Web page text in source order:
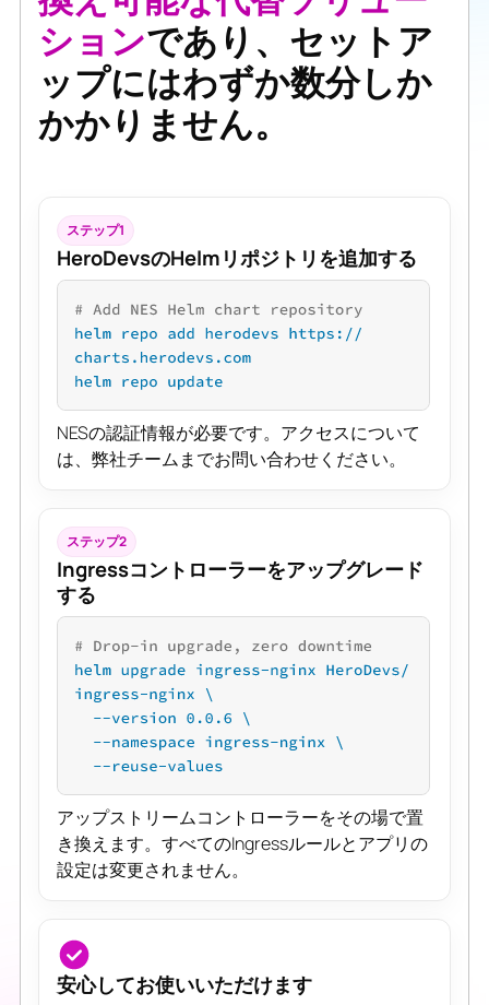
ションであり、セットア
ップにはわずか数分しか
かかりません。
ステップ1
HeroDevsのHelmリポジトリを追加する
NESの認証情報が必要です。アクセスについて
は、弊社チームまでお問い合わせください。
ステップ2
Ingressコントローラーをアップグレード
する
アップストリームコントローラーをその場で置
き換えます。すべてのIngressルールとアプリの
設定は変更されません。
安心してお使いいただけます